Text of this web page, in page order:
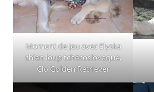
Moment de jeu avec Elyska
chien loup tchécoslovaque,
Clo Golden Retriever